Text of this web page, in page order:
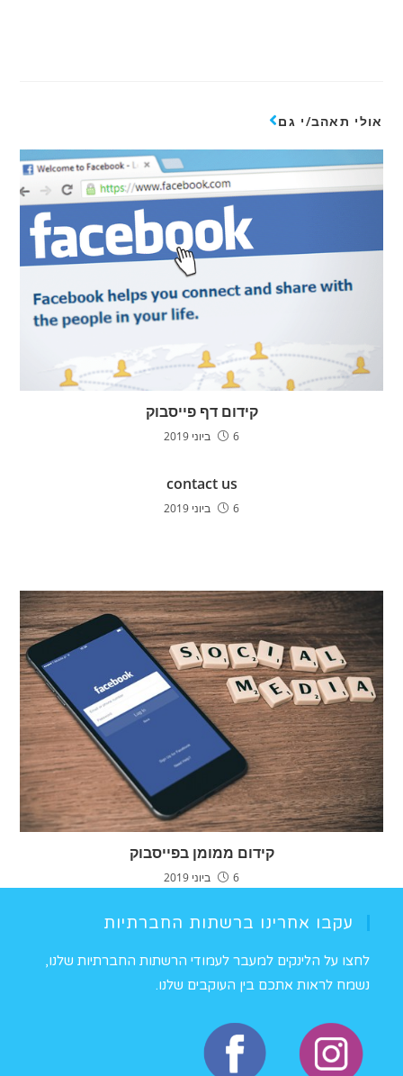
אולי תאהב/י גם
קידום דף פייסבוק
6 ביוני 2019
contact us
6 ביוני 2019
קידום ממומן בפייסבוק
6 ביוני 2019
עקבו אחרינו ברשתות החברתיות
לחצו על הלינקים למעבר לעמודי הרשתות החברתיות שלנו,
נשמח לראות אתכם בין העוקבים שלנו.